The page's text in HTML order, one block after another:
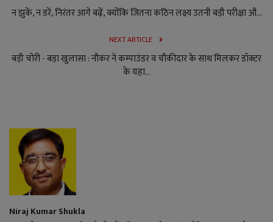
न झुकें, न डरें, निरंतर आगे बढ़ें, क्योंकि जितना कठिन लक्ष्य उतनी बड़ी परीक्षा औ...
NEXT ARTICLE
बड़ी चोरी - बड़ा खुलासा : नौकर ने कम्पाउंडर व चौकीदार के साथ मिलकर डॉक्टर
के यहा...
Niraj Kumar Shukla